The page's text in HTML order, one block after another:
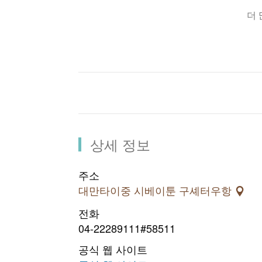
고도가 가장 높아 체력이 강 하거
특 징： 5 번 코스는 양 끝으로 각
이숭정(黑松亭) 등 정자 와 터우커
충분히 확보되는 맑은 날에는 타이
더
상세 정보
주소
대만타이중 시베이툰 구셰터우항
전화
04-22289111#58511
공식 웹 사이트